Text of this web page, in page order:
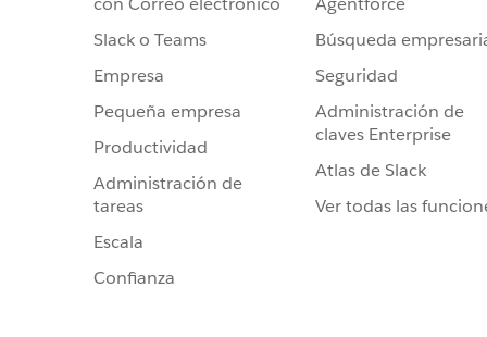
Slack o Teams
Empresa
Pequeña empresa
Productividad
Administración de
tareas
Escala
Confianza
Búsqueda
Seguridad
Administración de
claves Enterprise
Atlas de Slack
Ver todas las